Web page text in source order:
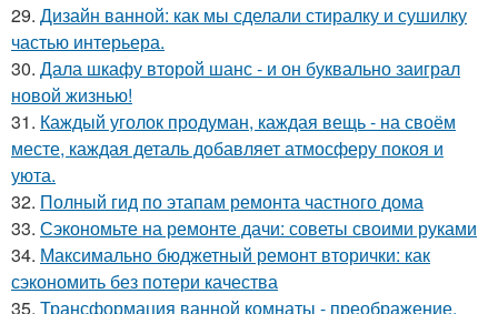
29. Дизайн ванной: как мы сделали стиралку и сушилку
частью интерьера.
30. Дала шкафу второй шанс - и он буквально заиграл
новой жизнью!
31. Каждый уголок продуман, каждая вещь - на своём
месте, каждая деталь добавляет атмосферу покоя и
уюта.
32. Полный гид по этапам ремонта частного дома
33. Сэкономьте на ремонте дачи: советы своими руками
34. Максимально бюджетный ремонт вторички: как
сэкономить без потери качества
35. Трансформация ванной комнаты - преображение,